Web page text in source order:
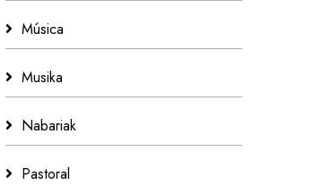
Música
Musika
Nabariak
Pastoral